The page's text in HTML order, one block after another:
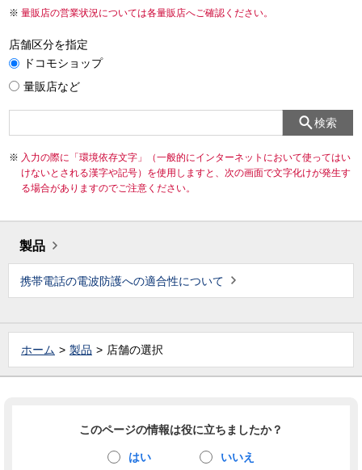
量販店の営業状況については各量販店へご確認ください。
店舗区分を指定
ドコモショップ
量販店など
検索
入力の際に「環境依存文字」（一般的にインターネットにおいて使ってはい
けないとされる漢字や記号）を使用しますと、次の画面で文字化けが発生す
る場合がありますのでご注意ください。
製品
携帯電話の電波防護への適合性について
ホーム 製品 店舗の選択
このページの情報は役に立ちましたか？
はい いいえ